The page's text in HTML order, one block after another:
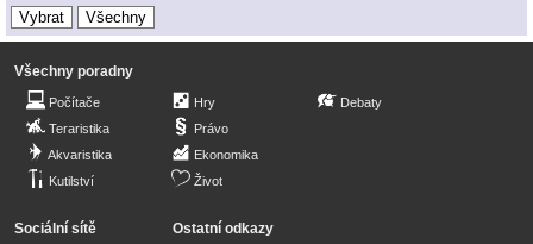
Všechny poradny
Počítače
Teraristika
Akvaristika
Kutilství
Hry
Právo
Ekonomika
Život
Debaty
Sociální sítě Ostatní odkazy